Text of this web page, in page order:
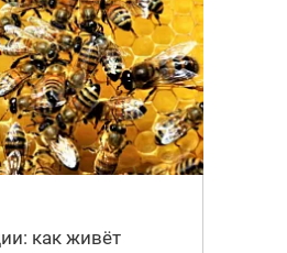
как живёт